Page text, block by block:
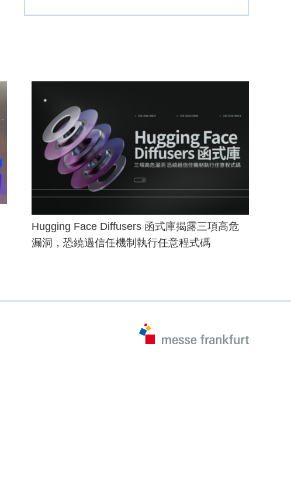
Hugging Face Diffusers 函式庫揭露三項高危
漏洞，恐繞過信任機制執行任意程式碼